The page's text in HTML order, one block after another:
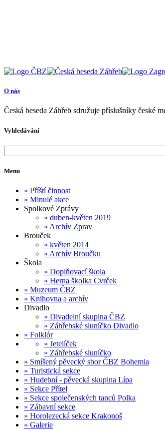
O nás
Česká beseda Záhřeb sdružuje příslušníky české
Vyhledávání
Menu
» Příští činnost
» Minulé akce
Spolkové Zprávy
» duben-květen 2019
» Archív Zprav
Brouček
» květen 2014
» Archív Broučku
Škola
» Doplňovací škola
» Herna školka Cvrček
» Muzeum ČBZ
» Knihovna a archív
Divadlo
» Divadelní skupina ČBZ
» Záhřebské sluníčko Divadlo
» Folklór
» Jetelíček
» Záhřebské sluníčko
» Smíšený pěvecký sbor ČBZ Bohemia
» Turistická sekce
» Hudební - pěvecká skupina Lípa
» Sekce Přítel
» Sekce společenských tanců Polka
» Zábavní sekce
» Horolezecká sekce Krakonoš
» Galerie